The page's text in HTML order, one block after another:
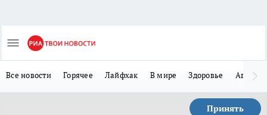
Все новости Горячее Лайфхак В мире Здоровье Авто
Принять